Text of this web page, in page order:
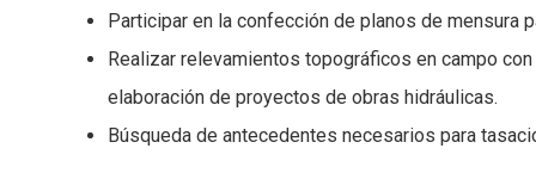
Participar en la confección de planos de mensura
Realizar relevamientos topográficos en campo
elaboración de proyectos de obras hidráulicas.
Búsqueda de antecedentes necesarios para